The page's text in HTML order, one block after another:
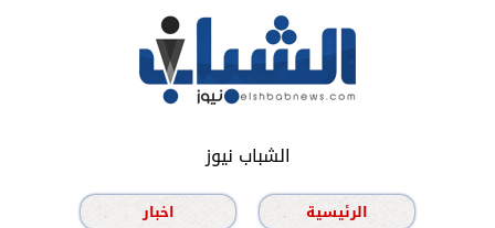
الشباب نيوز
الرئيسية
اخبار